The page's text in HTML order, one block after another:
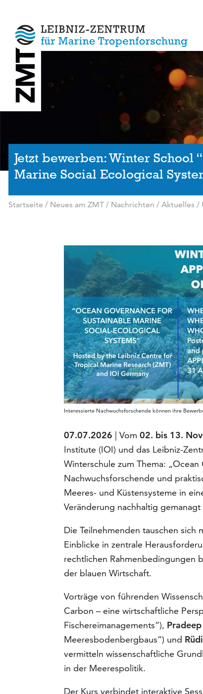
Jetzt bewerben: Winter School
Marine Social Ecological
Startseite / Neues am ZMT/ Nachrichten / Aktuelles /
Interessierte Nachwuchsforschende können ihre
07.07.2026 | Vom02. bis 13.
Institute (IOI) und das Leibniz-
Winterschule zum Thema:
Nachwuchsforschende und
Meeres- und Küstensysteme in
Veränderung nachhaltig
Die Teilnehmenden tauschen
Einblicke in zentrale
rechtlichen Rahmenbedingungen
der blauen Wirtschaft.
Vorträge von führenden
Carbon – eine wirtschaftliche
Fischereimanagements“),
Meeresbodenbergbaus“) und
vermitteln wissenschaftliche
in der Meerespolitik.
Der Kurs verbindet interaktive